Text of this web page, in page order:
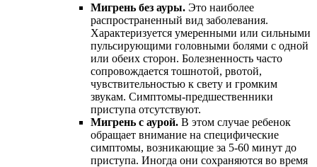
Мигрень без ауры. Это наиболее
распространенный вид заболевания.
Характеризуется умеренными или сильными
пульсирующими головными болями с одной
или обеих сторон. Болезненность часто
сопровождается тошнотой, рвотой,
чувствительностью к свету и громким
звукам. Симптомы-предшественники
приступа отсутствуют.
Мигрень с аурой. В этом случае ребенок
обращает внимание на специфические
симптомы, возникающие за 5-60 минут до
приступа. Иногда они сохраняются во время